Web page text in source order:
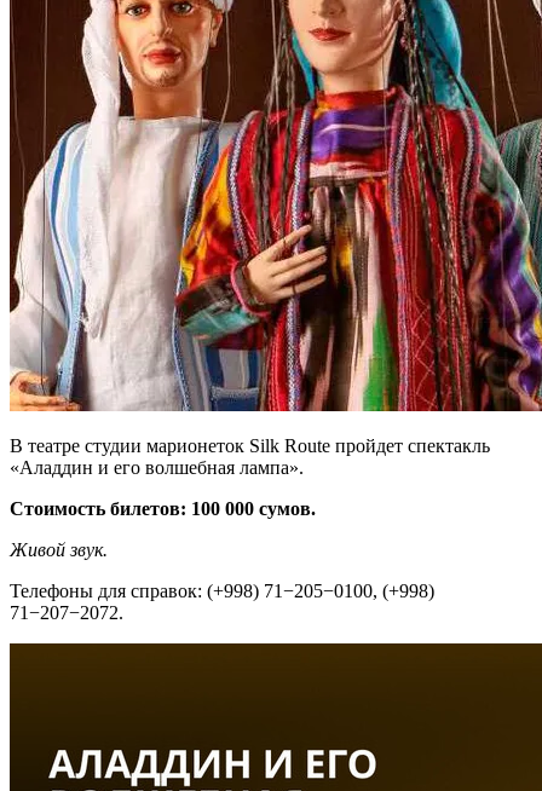
В театре студии марионеток Silk Route пройдет спектакль
«Аладдин и его волшебная лампа».
Стоимость билетов: 100 000 сумов.
Живой звук.
Телефоны для справок: (+998) 71−205−0100, (+998)
71−207−2072.